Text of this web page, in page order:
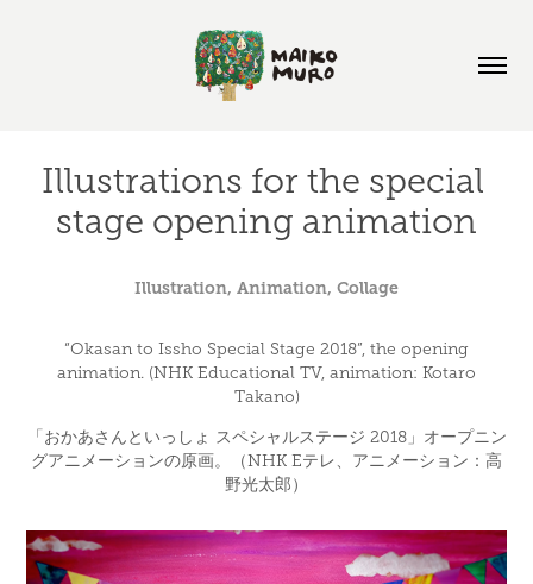
Illustrations for the special
stage opening animation
Illustration, Animation, Collage
“Okasan to Issho Special Stage 2018”, the opening
animation. (NHK Educational TV, animation: Kotaro
Takano)
「おかあさんといっしょ スペシャルステージ 2018」オープニン
グアニメーションの原画。（NHK Eテレ、アニメーション：高
野光太郎）